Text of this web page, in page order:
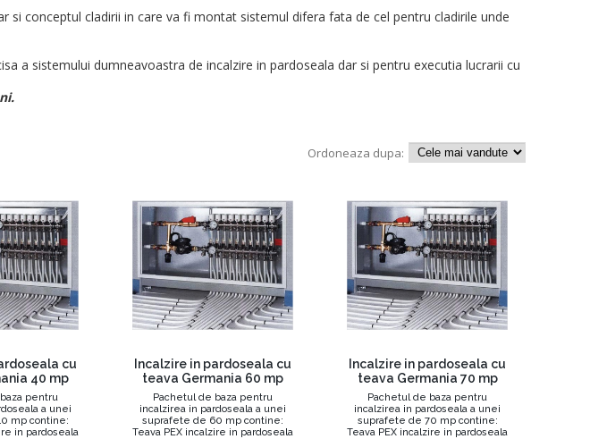
si conceptul cladirii in care va fi montat sistemul difera fata de cel pentru cladirile unde
a sistemului dumneavoastra de incalzire in pardoseala dar si pentru executia lucrarii cu
Ordoneaza dupa:
cu
40 mp
pentru
a unei
mp contine:
in pardoseala
Incalzire in pardoseala cu
teava Germania 60 mp
Pachetul de baza pentru
incalzirea in pardoseala a unei
suprafete de 60 mp contine:
Teava PEX incalzire in pardoseala
Incalzire in pardoseala cu
teava Germania 70 mp
Pachetul de baza pentru
incalzirea in pardoseala a unei
suprafete de 70 mp contine:
Teava PEX incalzire in pardoseala